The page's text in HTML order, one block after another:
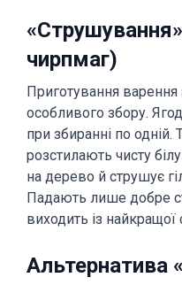
чирпмаг)
Приготування
особливого збору.
при збиранні по
розстилають чисту
на дерево й струшує
Падають лише добре
виходить із
Альтернатива